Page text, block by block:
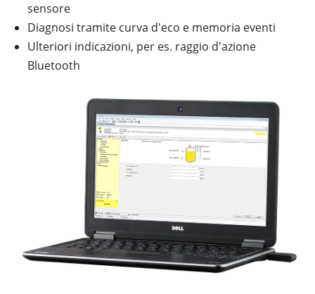
sensore
Diagnosi tramite curva d'eco e memoria eventi
Ulteriori indicazioni, per es. raggio d'azione
Bluetooth